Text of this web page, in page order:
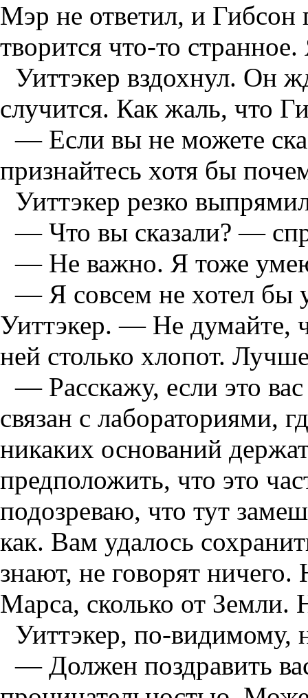
Мэр не ответил, и
творится что-то
Уиттэкер вздохнул. Он
случится. Как жаль, что
— Если вы не можете
признайтесь хотя бы
Уиттэкер резко
— Что вы сказали? —
— Не важно. Я тоже
— Я совсем не хотел бы
Уиттэкер. — Не думайте,
ней столько хлопот.
— Расскажу, если это
связан с лабораториями,
никаких оснований
предположить, что это
подозреваю, что тут
как. Вам удалось
знают, не говорят ничего.
Марса, сколько от Земли.
Уиттэкер, по-видимому,
— Должен поздравить